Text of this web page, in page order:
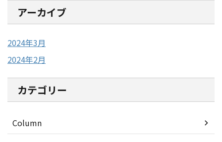
アーカイブ
2024年3月
2024年2月
カテゴリー
Column